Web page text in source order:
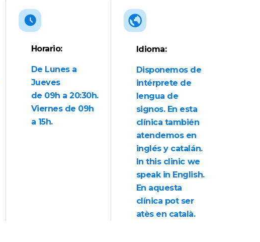
Horario:
De Lunes a
Jueves
de 09h a 20:30h.
Viernes de 09h
a 15h.
Idioma:
Disponemos de
intérprete de
lengua de
signos. En esta
clínica también
atendemos en
inglés y catalán.
In this clinic we
speak in English.
En aquesta
clínica pot ser
atès en català.